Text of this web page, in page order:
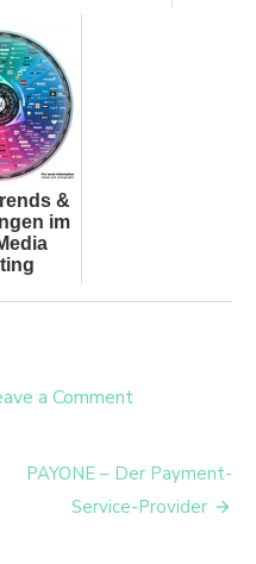
&
im
a Commenton
PAYONE – Der Payment-
Service-Provider